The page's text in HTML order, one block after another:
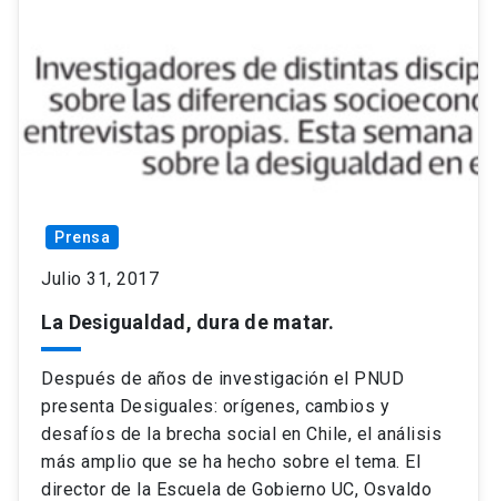
Prensa
Julio 31, 2017
La Desigualdad, dura de matar.
Después de años de investigación el PNUD
presenta Desiguales: orígenes, cambios y
desafíos de la brecha social en Chile, el análisis
más amplio que se ha hecho sobre el tema. El
director de la Escuela de Gobierno UC, Osvaldo